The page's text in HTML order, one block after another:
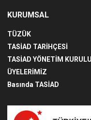
KURUMSAL
TÜZÜK
TASİAD TARİHÇESİ
TASİAD YÖNETİM KURULU
ÜYELERİMİZ
Basında TASİAD